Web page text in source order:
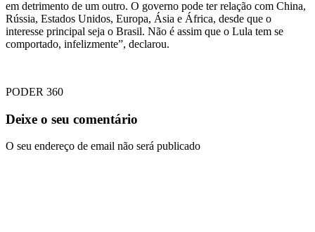
em detrimento de um outro. O governo pode ter relação com China,
Rússia, Estados Unidos, Europa, Ásia e África, desde que o
interesse principal seja o Brasil. Não é assim que o Lula tem se
comportado, infelizmente”, declarou.
PODER 360
Deixe o seu comentário
O seu endereço de email não será publicado